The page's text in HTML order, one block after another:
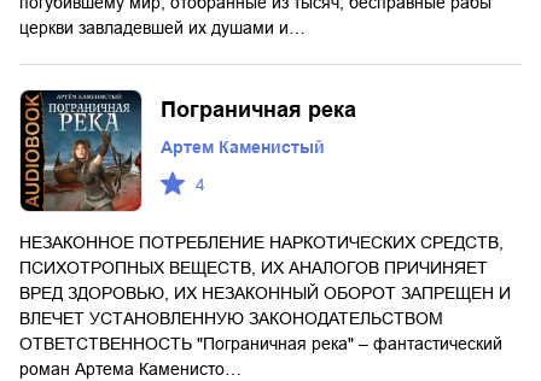
церкви завладевшей их душами и…
Пограничная река
Артем Каменистый
4
НЕЗАКОННОЕ ПОТРЕБЛЕНИЕ НАРКОТИЧЕСКИХ СРЕДСТВ,
ПСИХОТРОПНЫХ ВЕЩЕСТВ, ИХ АНАЛОГОВ ПРИЧИНЯЕТ
ВРЕД ЗДОРОВЬЮ, ИХ НЕЗАКОННЫЙ ОБОРОТ ЗАПРЕЩЕН И
ВЛЕЧЕТ УСТАНОВЛЕННУЮ ЗАКОНОДАТЕЛЬСТВОМ
ОТВЕТСТВЕННОСТЬ "Пограничная река" – фантастический
роман Артема Каменисто…